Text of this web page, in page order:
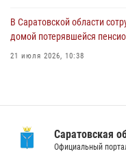
В Саратовской области
домой потерявшейся
21 июля 2026, 10:38
29 июля 2026, 13:30 8
Саратовская
Официальный